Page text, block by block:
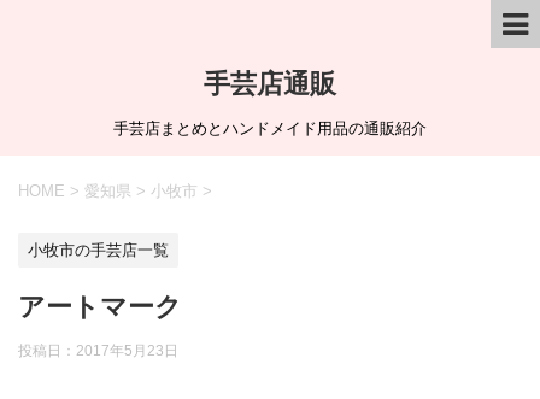
手芸店通販
手芸店まとめとハンドメイド用品の通販紹介
HOME > 愛知県 > 小牧市 >
小牧市の手芸店一覧
アートマーク
投稿日： 2017年5月23日